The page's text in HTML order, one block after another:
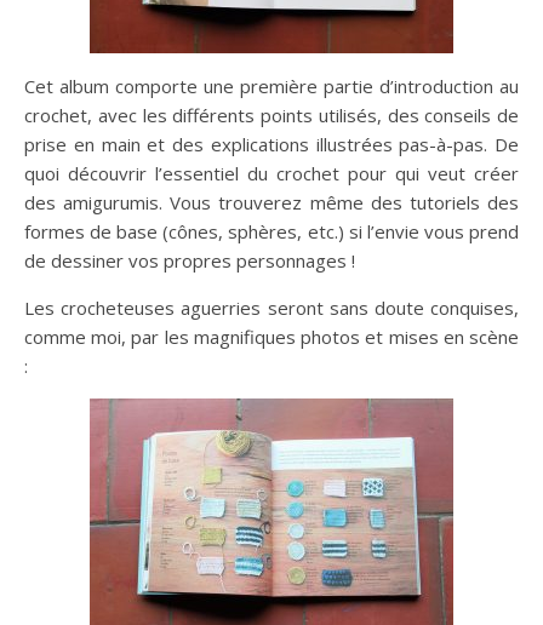
Cet album comporte une première partie d’introduction au
crochet, avec les différents points utilisés, des conseils de
prise en main et des explications illustrées pas-à-pas. De
quoi découvrir l’essentiel du crochet pour qui veut créer
des amigurumis. Vous trouverez même des tutoriels des
formes de base (cônes, sphères, etc.) si l’envie vous prend
de dessiner vos propres personnages !
Les crocheteuses aguerries seront sans doute conquises,
comme moi, par les magnifiques photos et mises en scène
: